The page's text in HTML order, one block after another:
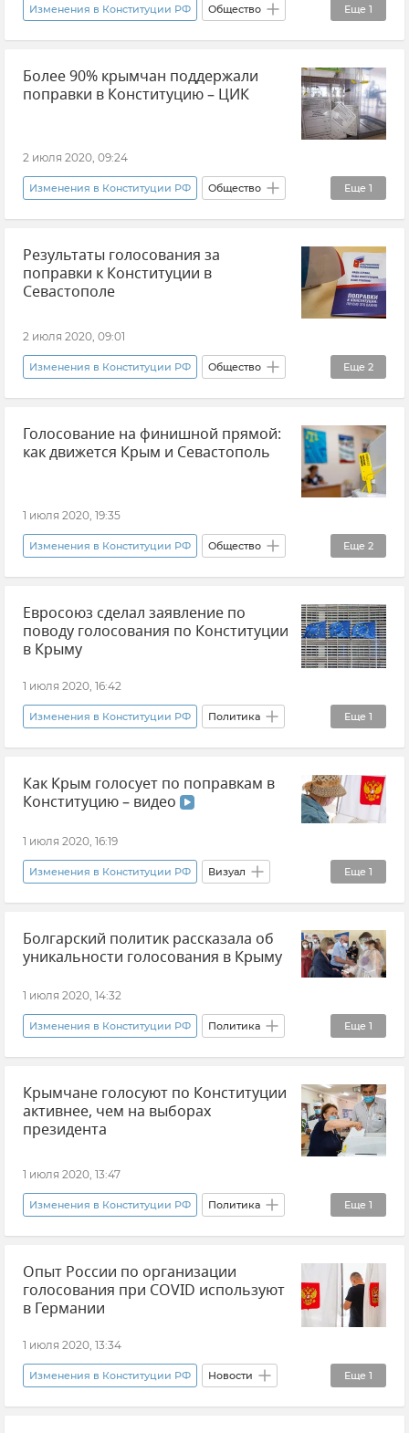
Еще 1
Изменения в Конституции РФ Общество
Новости
Более 90% крымчан поддержали
поправки в Конституцию – ЦИК
2 июля 2020, 09:24
Еще 1
Изменения в Конституции РФ Общество
Новости
Результаты голосования за
поправки к Конституции в
Севастополе
2 июля 2020, 09:01
Еще 2
Изменения в Конституции РФ Общество
Новости Севастополь
Голосование на финишной прямой:
как движется Крым и Севастополь
1 июля 2020, 19:35
Еще 2
Изменения в Конституции РФ Общество
Новости Политика
Евросоюз сделал заявление по
поводу голосования по Конституции
в Крыму
1 июля 2020, 16:42
Еще 1
Изменения в Конституции РФ Политика
Новости
Как Крым голосует по поправкам в
Конституцию – видео
1 июля 2020, 16:19
Еще 1
Изменения в Конституции РФ Визуал
Видео
Болгарский политик рассказала об
уникальности голосования в Крыму
1 июля 2020, 14:32
Еще 1
Изменения в Конституции РФ Политика
Новости
Крымчане голосуют по Конституции
активнее, чем на выборах
президента
1 июля 2020, 13:47
Еще 1
Изменения в Конституции РФ Политика
Новости
Опыт России по организации
голосования при COVID используют
в Германии
1 июля 2020, 13:34
Еще 1
Изменения в Конституции РФ Новости
Политика